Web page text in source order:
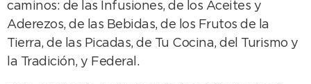
caminos: de las Infusiones, de los Aceites y
Aderezos, de las Bebidas, de los Frutos de la
Tierra, de las Picadas, de Tu Cocina, del Turismo y
la Tradición, y Federal.